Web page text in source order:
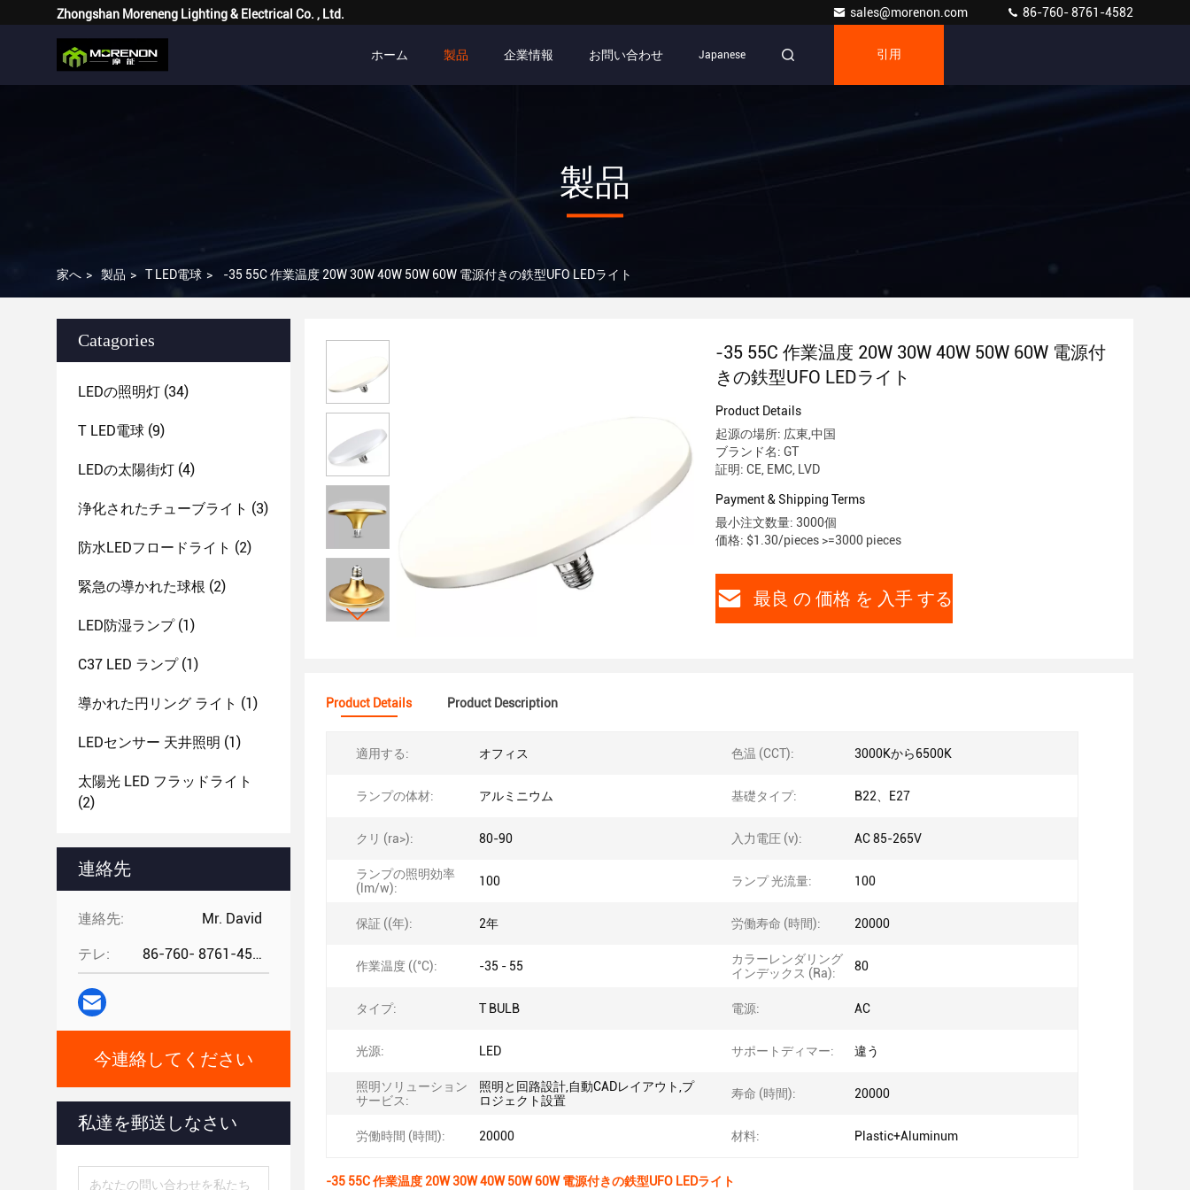
Zhongshan Moreneng Lighting & Electrical Co. , Ltd. sales@morenon.com 86-760- 8761-4582
ホーム 製品 企業情報 お問い合わせ Japanese 引用
製品
家へ > 製品 > T LED電球 > -35 55C 作業温度 20W 30W 40W 50W 60W 電源付きの鉄型UFO LEDライト
Catagories
LEDの照明灯 (34)
T LED電球 (9)
LEDの太陽街灯 (4)
浄化されたチューブライト (3)
防水LEDフロードライト (2)
緊急の導かれた球根 (2)
LED防湿ランプ(1)
C37 LED ランプ(1)
導かれた円リング ライト (1)
LEDセンサー 天井照明 (1)
太陽光 LED フラッドライト
(2)
連絡先
連絡先: Mr. David
テレ: 86-760- 8761-4582
今連絡してください
私達を郵送しなさい
-35 55C 作業温度 20W 30W 40W 50W 60W 電源付
きの鉄型UFO LEDライト
Product Details
起源の場所: 広東,中国
ブランド名: GT
証明: CE, EMC, LVD
Payment & Shipping Terms
最小注文数量: 3000個
価格: $1.30/pieces >=3000 pieces
最良 の 価格 を 入手 する
Product Details Product Description
適用する: オフィス 色温 (CCT): 3000Kから6500K
ランプの体材: アルミニウム 基礎タイプ: B22、E27
クリ (ra>): 80-90 入力電圧 (v): AC 85-265V
ランプの照明効率
(lm/w):
100 ランプ 光流量: 100
保証 ((年): 2年 労働寿命 (時間): 20000
作業温度 ((°C): -35 - 55
カラーレンダリング
インデックス (Ra):
80
タイプ: T BULB 電源: AC
光源: LED サポートディマー: 違う
照明ソリューション
サービス:
照明と回路設計,自動CADレイアウト,プ
ロジェクト設置
寿命 (時間): 20000
労働時間 (時間): 20000 材料: Plastic+Aluminum
-35 55C 作業温度 20W 30W 40W 50W 60W 電源付きの鉄型UFO LEDライト